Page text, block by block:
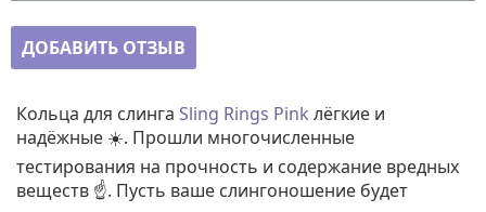
ДОБАВИТЬ ОТЗЫВ
Кольца для слинга Sling Rings Pink лёгкие и
надёжные ☀️. Прошли многочисленные
тестирования на прочность и содержание вредных
веществ ☝️. Пусть ваше слингоношение будет